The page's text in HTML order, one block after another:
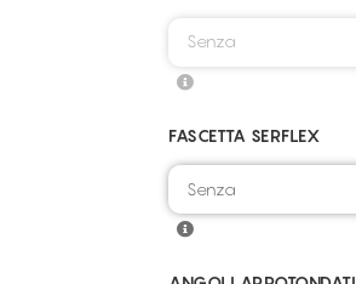
Senza
FASCETTA SERFLEX